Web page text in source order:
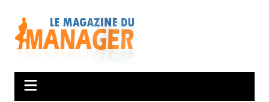
contenu